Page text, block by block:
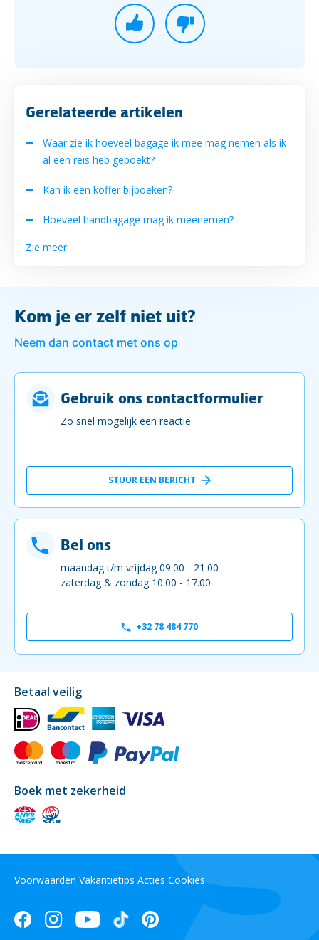
Gerelateerde artikelen
Waar zie ik hoeveel bagage ik mee mag nemen als ik
al een reis heb geboekt?
Kan ik een koffer bijboeken?
Hoeveel handbagage mag ik meenemen?
Zie meer
Kom je er zelf niet uit?
Neem dan contact met ons op
Gebruik ons contactformulier
Zo snel mogelijk een reactie
STUUR EEN BERICHT
Bel ons
maandag t/m vrijdag 09:00 - 21:00
zaterdag & zondag 10.00 - 17.00
+32 78 484 770
Betaal veilig
Boek met zekerheid
Voorwaarden Vakantietips Acties Cookies